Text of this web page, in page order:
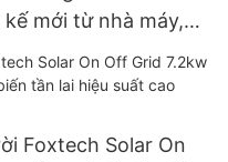
mới từ nhà máy,
120W, đạt chuẩn
Foxtech Solar On